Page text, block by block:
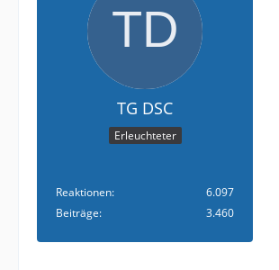
TG DSC
Erleuchteter
Reaktionen
6.097
Beiträge
3.460